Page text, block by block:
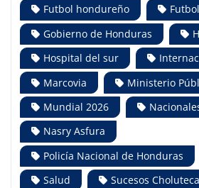
Futbol hondureño
Gobierno de Honduras
Hospital del sur
Marcovia
Ministerio
Mundial 2026
Nasry Asfura
Policía Nacional de Honduras
Salud
Sucesos Choluteca